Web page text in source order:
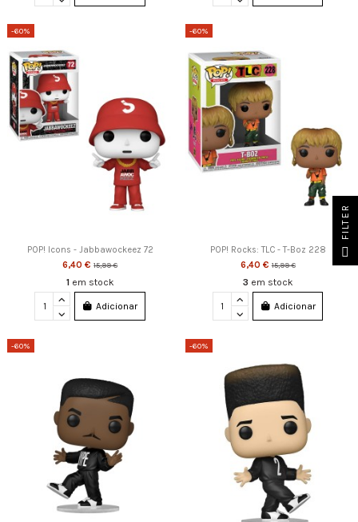
-60%
POP! Icons - Jabbawockeez 72
6,40 €15,99 €
1 em stock
Adicionar
-60%
POP! Rocks: TLC - T-Boz 228
6,40 €15,99 €
3 em stock
Adicionar
-60% -60%
FILTER